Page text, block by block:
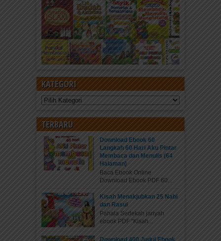
KATEGORI
Kategori
TERBARU
Download Ebook 60
Langkah 60 Hari Aku Pintar
Membaca dan Menulis (64
Halaman)
Baca Ebook Online
Download Ebook PDF 60...
Kisah Menakjubkan 25 Nabi
dan Rasul
Pahala Sedekah jariyah
ebook PDF “Kisah...
Download 400 Judul Ebook